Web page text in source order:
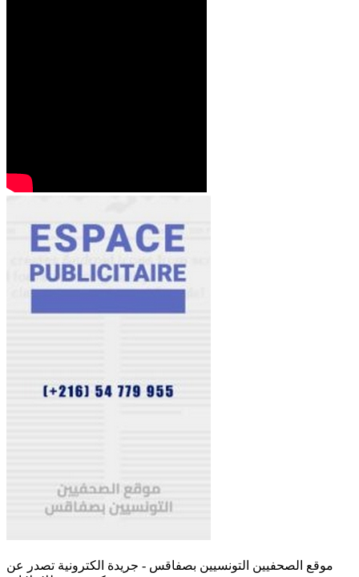
موقع الصحفيين التونسيين بصفاقس - جريدة الكترونية تصدر عن